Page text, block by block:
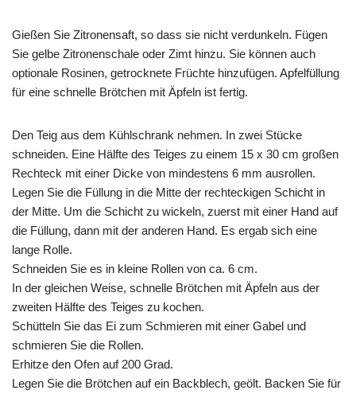
Gießen Sie Zitronensaft, so dass sie nicht verdunkeln. Fügen
Sie gelbe Zitronenschale oder Zimt hinzu. Sie können auch
optionale Rosinen, getrocknete Früchte hinzufügen. Apfelfüllung
für eine schnelle Brötchen mit Äpfeln ist fertig.
Den Teig aus dem Kühlschrank nehmen. In zwei Stücke
schneiden. Eine Hälfte des Teiges zu einem 15 x 30 cm großen
Rechteck mit einer Dicke von mindestens 6 mm ausrollen.
Legen Sie die Füllung in die Mitte der rechteckigen Schicht in
der Mitte. Um die Schicht zu wickeln, zuerst mit einer Hand auf
die Füllung, dann mit der anderen Hand. Es ergab sich eine
lange Rolle.
Schneiden Sie es in kleine Rollen von ca. 6 cm.
In der gleichen Weise, schnelle Brötchen mit Äpfeln aus der
zweiten Hälfte des Teiges zu kochen.
Schütteln Sie das Ei zum Schmieren mit einer Gabel und
schmieren Sie die Rollen.
Erhitze den Ofen auf 200 Grad.
Legen Sie die Brötchen auf ein Backblech, geölt. Backen Sie für